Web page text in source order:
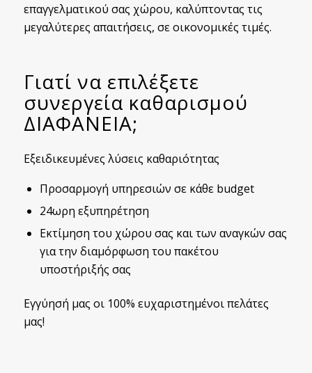
επαγγελματικού σας χώρου, καλύπτοντας τις
μεγαλύτερες απαιτήσεις, σε οικονομικές τιμές.
Γιατί να επιλέξετε
συνεργεία καθαρισμού
ΔΙΑΦΑΝΕΙΑ;
Εξειδικευμένες λύσεις καθαριότητας
Προσαρμογή υπηρεσιών σε κάθε budget
24ωρη εξυπηρέτηση
Εκτίμηση του χώρου σας και των αναγκών σας
για την διαμόρφωση του πακέτου
υποστήριξής σας
Εγγύησή μας οι 100% ευχαριστημένοι πελάτες
μας!